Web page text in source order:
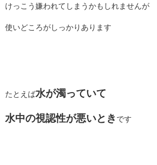
けっこう嫌われてしまうかもしれませんが
使いどころがしっかりあります
たとえば水が濁っていて
水中の視認性が悪いとき です